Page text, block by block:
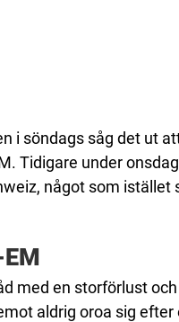
i söndags såg det ut
Tidigare under
något som istället
med en storförlust
aldrig oroa sig